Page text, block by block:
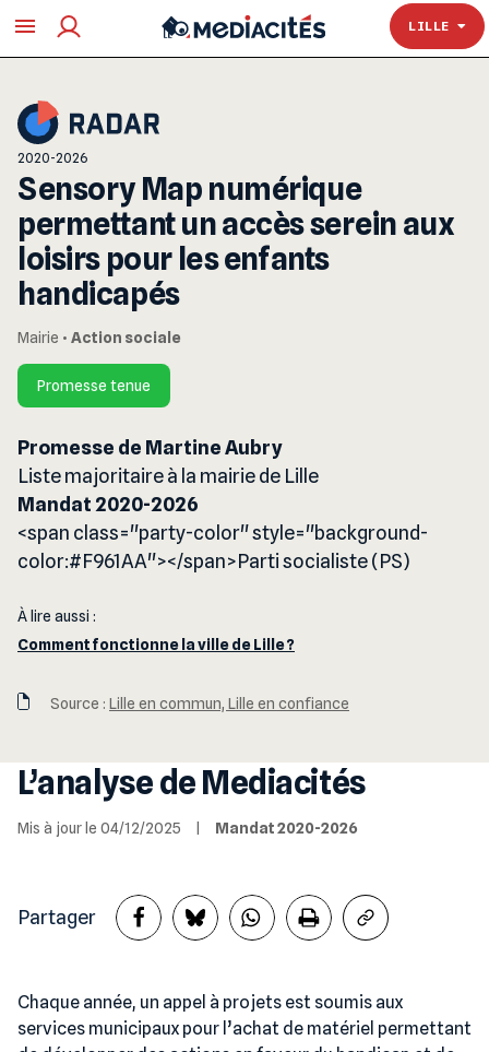
LILLE
TOULOUSE
2020-2026
Sensory Map numérique
permettant un accès serein aux
loisirs pour les enfants
handicapés
Mairie • Action sociale
Promesse tenue
Promesse de Martine Aubry
Liste majoritaire à la mairie de Lille
Mandat 2020-2026
<span class="party-color" style="background-
color:#F961AA"></span>Parti socialiste (PS)
À lire aussi :
Comment fonctionne la ville de Lille ?
Source : Lille en commun, Lille en confiance
L’analyse de Mediacités
Mis à jour le 04/12/2025 Mandat 2020-2026
Partager
Chaque année, un appel à projets est soumis aux
services municipaux pour l’achat de matériel permettant